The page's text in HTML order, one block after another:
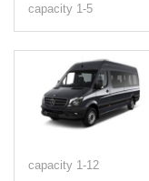
capacity 1-5
capacity 1-12